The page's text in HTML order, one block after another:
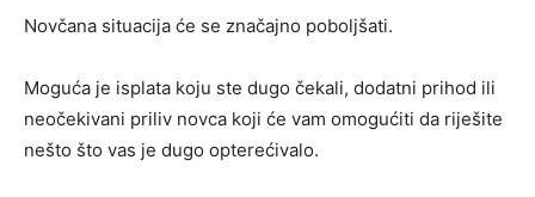
Novčana situacija će se značajno poboljšati.
Moguća je isplata koju ste dugo čekali, dodatni prihod ili
neočekivani priliv novca koji će vam omogućiti da riješite
nešto što vas je dugo opterećivalo.